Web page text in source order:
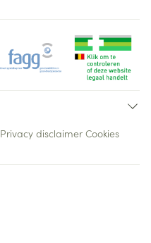
Privacy disclaimer Cookies